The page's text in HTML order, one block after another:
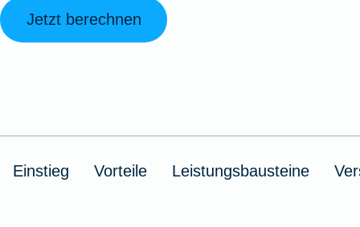
Zur Produktübersicht
Jetzt berechnen
Einstieg Vorteile Leistungsbausteine